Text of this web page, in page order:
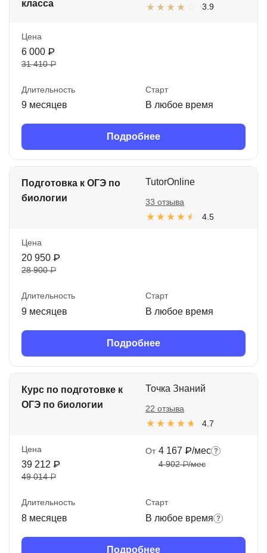
класса
3.9
Цена
6 000 ₽
31 410 ₽
Длительность
9 месяцев
Старт
В любое время
Подробнее
Подготовка к ОГЭ по
биологии
TutorOnline
4.5
33 отзыва
Цена
20 950 ₽
28 900 ₽
Длительность
9 месяцев
Старт
В любое время
Подробнее
Курс по подготовке к
ОГЭ по биологии
Точка Знаний
4.7
22 отзыва
Цена
39 212 ₽
49 014 ₽
От 4 167 ₽/мес
4 902 ₽/мес
Длительность
8 месяцев
Старт
В любое время
Подробнее